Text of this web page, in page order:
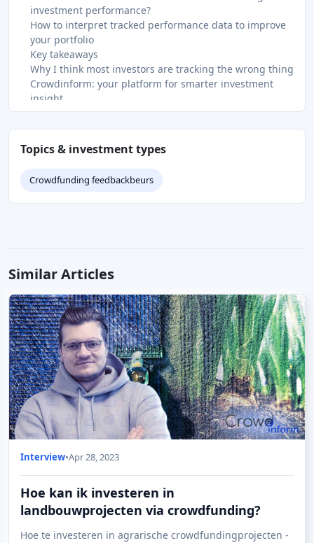
investment performance?
How to interpret tracked performance data to improve
your portfolio
Key takeaways
Why I think most investors are tracking the wrong thing
Crowdinform: your platform for smarter investment
insight
FAQ
Why is tracking investment performance important?
What is the difference between TWR and IRR?
How often should I review my investment portfolio?
How do I use benchmarks to assess my portfolio?
Recommended
Topics & investment types
Crowdfunding feedbackbeurs
Similar Articles
Interview•Apr 28, 2023
Hoe kan ik investeren in
landbouwprojecten via crowdfunding?
Hoe te investeren in agrarische crowdfundingprojecten -